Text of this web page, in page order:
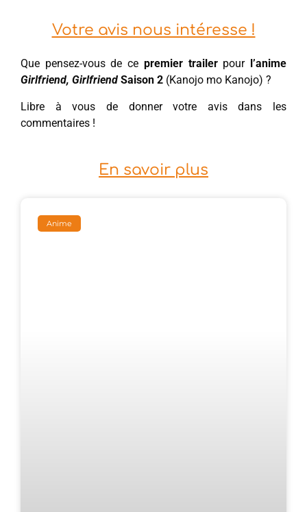
Votre avis nous intéresse !
Que pensez-vous de ce premier trailerpour l’anime
Girlfriend, Girlfriend Saison 2 (Kanojo mo Kanojo) ?
Libre à vous de donner votre avis dans les
commentaires !
En savoir plus
Anime